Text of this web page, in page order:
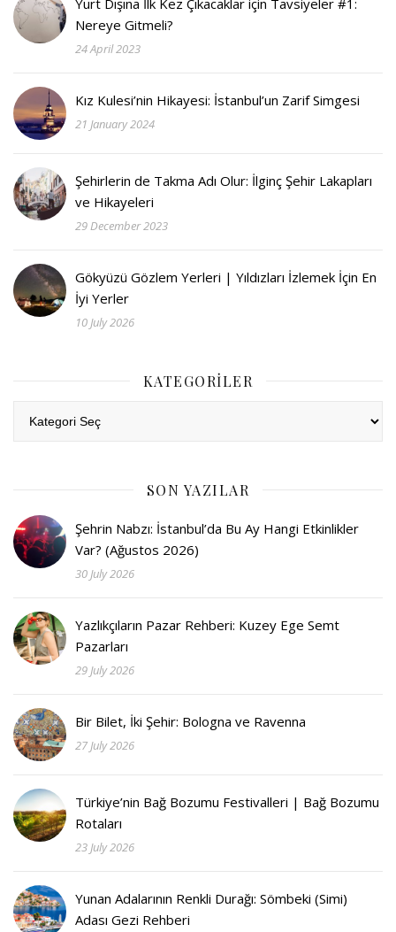
Nereye Gitmeli?
24 April 2023
Kız Kulesi’nin Hikayesi: İstanbul’un Zarif Simgesi
21 January 2024
Şehirlerin de Takma Adı Olur: İlginç Şehir Lakapları
ve Hikayeleri
29 December 2023
Gökyüzü Gözlem Yerleri | Yıldızları İzlemek İçin En
İyi Yerler
10 July 2026
KATEGORILER
SON YAZILAR
Şehrin Nabzı: İstanbul’da Bu Ay Hangi Etkinlikler
Var? (Ağustos 2026)
30 July 2026
Yazlıkçıların Pazar Rehberi: Kuzey Ege Semt
Pazarları
29 July 2026
Bir Bilet, İki Şehir: Bologna ve Ravenna
27 July 2026
Türkiye’nin Bağ Bozumu Festivalleri | Bağ Bozumu
Rotaları
23 July 2026
Yunan Adalarının Renkli Durağı: Sömbeki (Simi)
Adası Gezi Rehberi